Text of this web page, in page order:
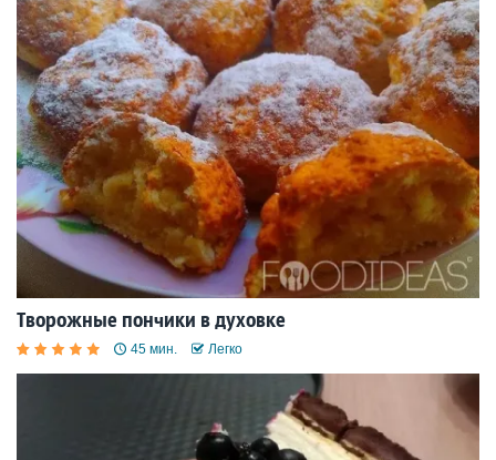
Творожные пончики в духовке
45 мин. Легко